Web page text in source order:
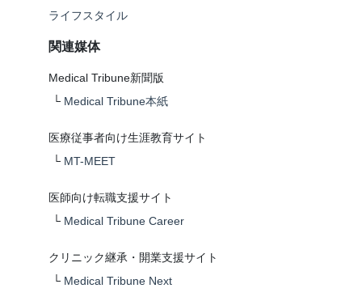
ライフスタイル
関連媒体
Medical Tribune新聞版
└ Medical Tribune本紙
医療従事者向け生涯教育サイト
└ MT-MEET
医師向け転職支援サイト
└ Medical Tribune Career
クリニック継承・開業支援サイト
└ Medical Tribune Next